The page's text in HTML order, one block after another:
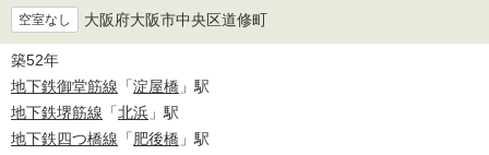
空室なし 大阪府大阪市中央区道修町
築52年
地下鉄御堂筋線 「淀屋橋 」駅
地下鉄堺筋線 「北浜 」駅
地下鉄四つ橋線 「肥後橋 」駅